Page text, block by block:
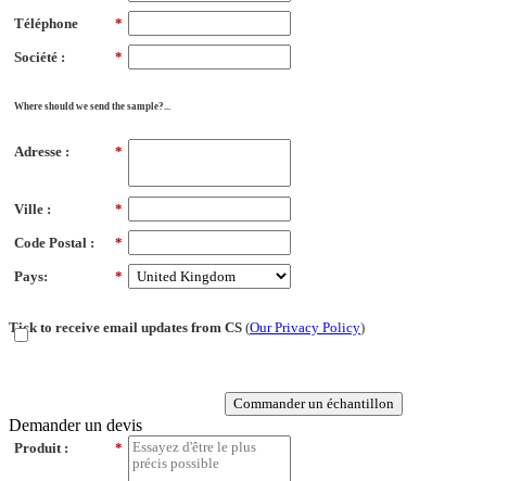
*
Téléphone
*
Société :
Where should we send the sample?...
*
Adresse :
*
Ville :
*
Code Postal :
*
Pays:
Tick to receive email updates from CS (Our Privacy Policy)
Commander un échantillon
Demander un devis
*
Produit :